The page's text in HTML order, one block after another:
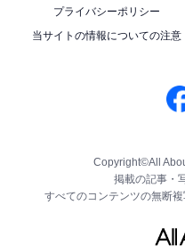
プライバシーポリシー
当サイトの情報についての注意
Copyright©All
掲載の記事・
すべてのコンテンツの無断